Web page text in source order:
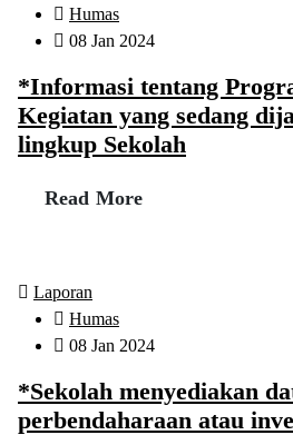
Humas
08 Jan 2024
*Informasi tentang
Kegiatan yang sedang
lingkup Sekolah
Read More
Laporan
Humas
08 Jan 2024
*Sekolah menyediakan
perbendaharaan atau